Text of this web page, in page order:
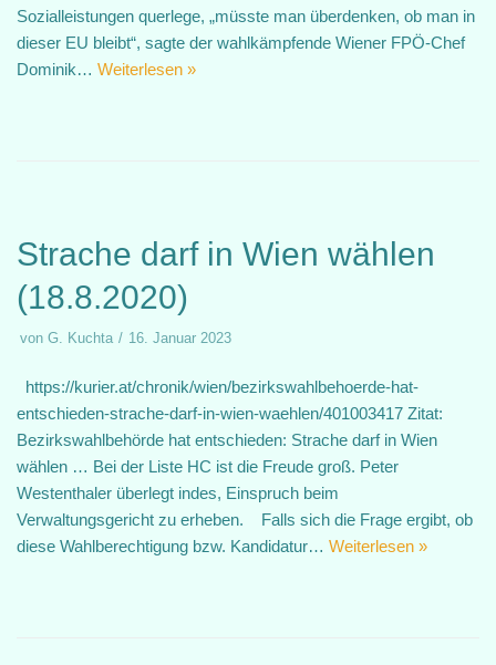
Sozialleistungen querlege, „müsste man überdenken, ob man in
dieser EU bleibt“, sagte der wahlkämpfende Wiener FPÖ-Chef
Dominik… Weiterlesen »
Strache darf in Wien wählen
(18.8.2020)
von G. Kuchta 16. Januar 2023
https://kurier.at/chronik/wien/bezirkswahlbehoerde-hat-
entschieden-strache-darf-in-wien-waehlen/401003417 Zitat:
Bezirkswahlbehörde hat entschieden: Strache darf in Wien
wählen … Bei der Liste HC ist die Freude groß. Peter
Westenthaler überlegt indes, Einspruch beim
Verwaltungsgericht zu erheben. Falls sich die Frage ergibt, ob
diese Wahlberechtigung bzw. Kandidatur… Weiterlesen »